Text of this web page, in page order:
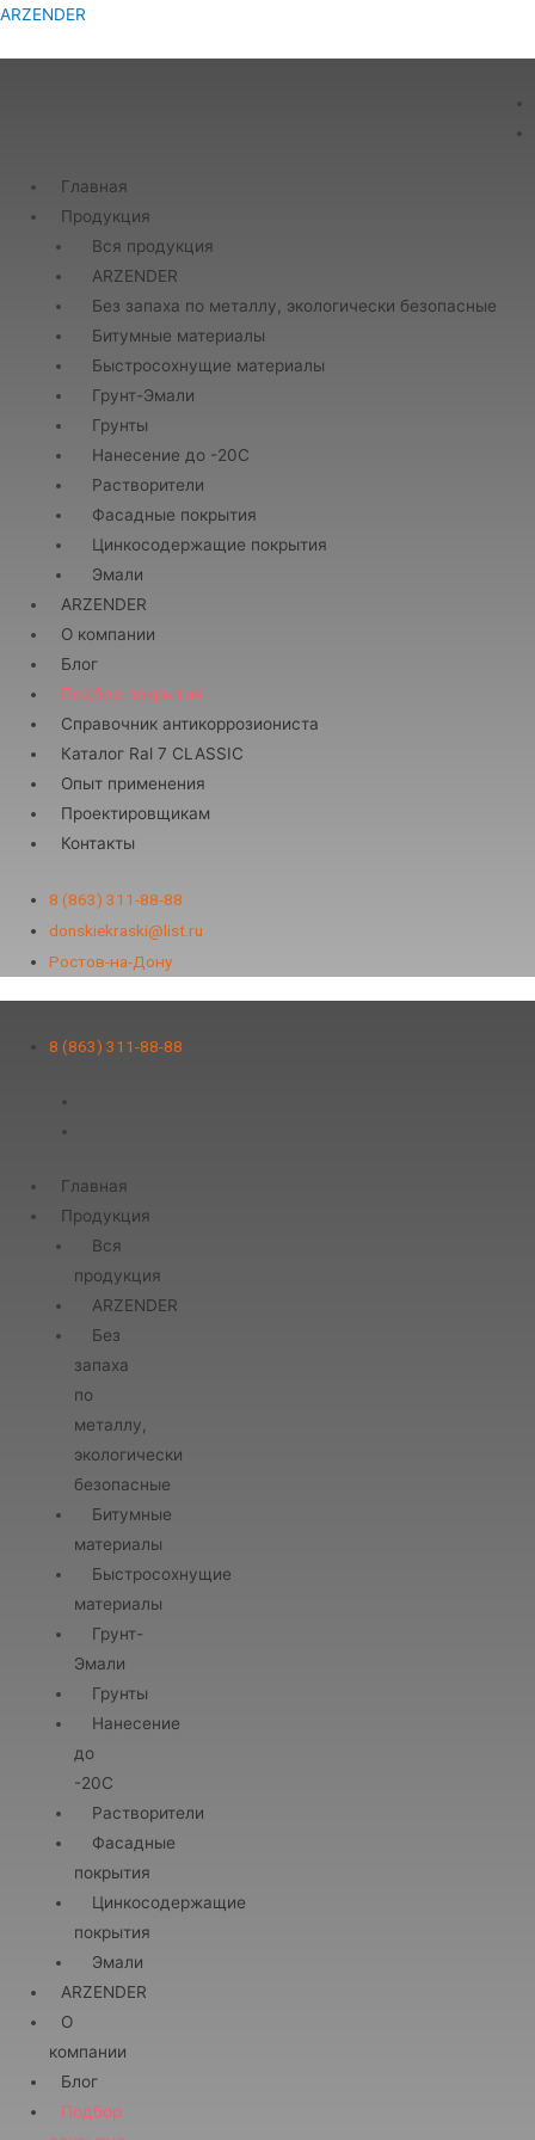
ARZENDER
Главная
Продукция
Вся продукция
ARZENDER
Без запаха по металлу, экологически безопасные
Битумные материалы
Быстросохнущие материалы
Грунт-Эмали
Грунты
Нанесение до -20С
Растворители
Фасадные покрытия
Цинкосодержащие покрытия
Эмали
ARZENDER
О компании
Блог
Подбор покрытия
Справочник антикоррозиониста
Каталог Ral 7 CLASSIC
Опыт применения
Проектировщикам
Контакты
8 (863) 311-88-88
donskiekraski@list.ru
Ростов-на-Дону
8 (863) 311-88-88
Главная
Продукция
Вся
продукция
ARZENDER
Без
запаха
по
металлу,
экологически
безопасные
Битумные
материалы
Быстросохнущие
материалы
Грунт-
Эмали
Грунты
Нанесение
до
-20С
Растворители
Фасадные
покрытия
Цинкосодержащие
покрытия
Эмали
ARZENDER
О
компании
Блог
Подбор